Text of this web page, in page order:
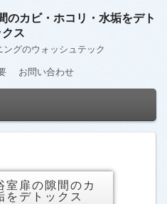
カビ・ホコリ・水垢をデト
クス
グのウォッシュテック
お問い合わせ
扉の隙間のカ
をデトックス